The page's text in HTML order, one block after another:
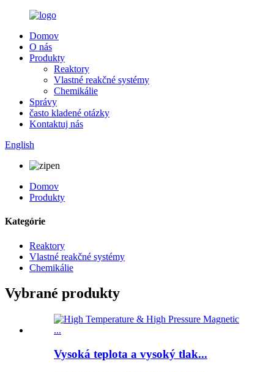
Domov
O nás
Produkty
Reaktory
Vlastné reakčné systémy
Chemikálie
Správy
často kladené otázky
Kontaktuj nás
English
Domov
Produkty
Kategórie
Reaktory
Vlastné reakčné systémy
Chemikálie
Vybrané produkty
Vysoká teplota a vysoký tlak...